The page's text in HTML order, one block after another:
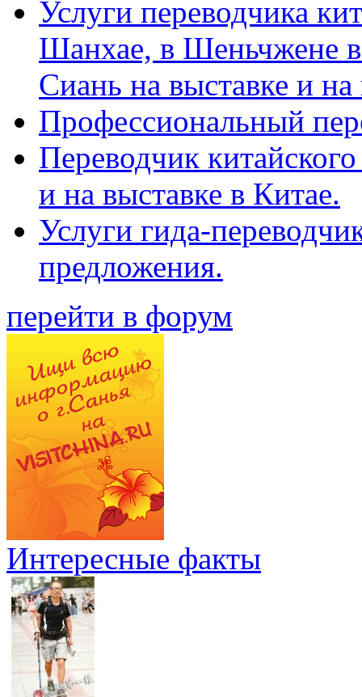
Услуги переводчика
Шанхае, в Шеньчжене
Сиань на выставке и
Профессиональный
Переводчик
и на выставке в Китае.
Услуги гида-
предложения.
перейти в форум
Интересные факты